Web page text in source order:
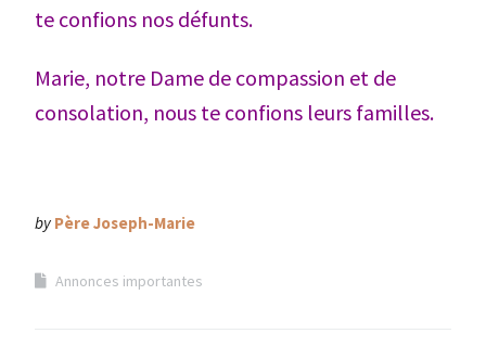
te confions nos défunts.
Marie, notre Dame de compassion et de
consolation, nous te confions leurs familles.
by Père Joseph-Marie
Annonces importantes